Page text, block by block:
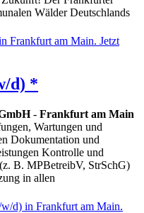
Wälder Deutschlands
d) *
- Frankfurt am Main
Wartungen und
Dokumentation und
Kontrolle und
B. MPBetreibV, StrSchG)
in allen